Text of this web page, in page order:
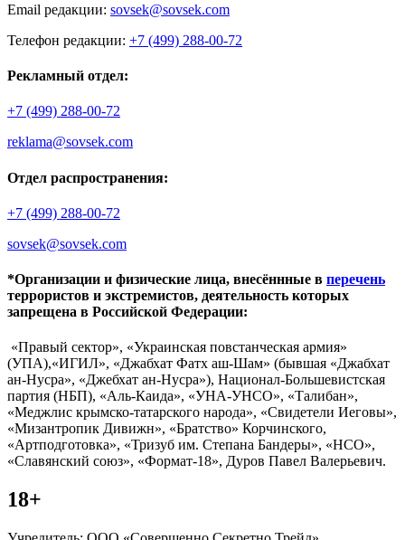
Email редакции: sovsek@sovsek.com
Телефон редакции: +7 (499) 288-00-72
Рекламный отдел:
+7 (499) 288-00-72
reklama@sovsek.com
Отдел распространения:
+7 (499) 288-00-72
sovsek@sovsek.com
*Организации и физические лица, внесённные в перечень
террористов и экстремистов, деятельность которых
запрещена в Российской Федерации:
«Правый сектор», «Украинская повстанческая армия»
(УПА),«ИГИЛ», «Джабхат Фатх аш-Шам» (бывшая «Джабхат
ан-Нусра», «Джебхат ан-Нусра»), Национал-Большевистская
партия (НБП), «Аль-Каида», «УНА-УНСО», «Талибан»,
«Меджлис крымско-татарского народа», «Свидетели Иеговы»,
«Мизантропик Дивижн», «Братство» Корчинского,
«Артподготовка», «Тризуб им. Степана Бандеры», «НСО»,
«Славянский союз», «Формат-18», Дуров Павел Валерьевич.
18+